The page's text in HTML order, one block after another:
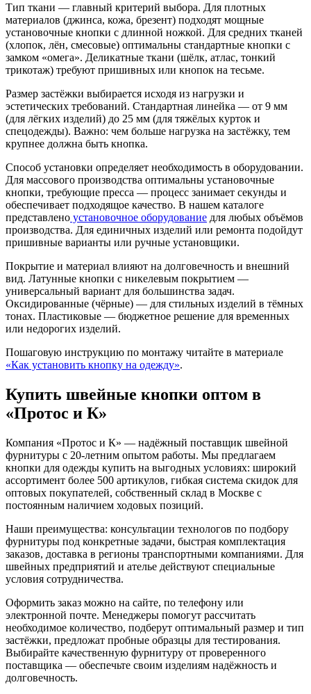
Тип ткани — главный критерий выбора. Для плотных
материалов (джинса, кожа, брезент) подходят мощные
установочные кнопки с длинной ножкой. Для средних тканей
(хлопок, лён, смесовые) оптимальны стандартные кнопки с
замком «омега». Деликатные ткани (шёлк, атлас, тонкий
трикотаж) требуют пришивных или кнопок на тесьме.
Размер застёжки выбирается исходя из нагрузки и
эстетических требований. Стандартная линейка — от 9 мм
(для лёгких изделий) до 25 мм (для тяжёлых курток и
спецодежды). Важно: чем больше нагрузка на застёжку, тем
крупнее должна быть кнопка.
Способ установки определяет необходимость в оборудовании.
Для массового производства оптимальны установочные
кнопки, требующие пресса — процесс занимает секунды и
обеспечивает подходящое качество. В нашем каталоге
представлено установочное оборудование для любых объёмов
производства. Для единичных изделий или ремонта подойдут
пришивные варианты или ручные установщики.
Покрытие и материал влияют на долговечность и внешний
вид. Латунные кнопки с никелевым покрытием —
универсальный вариант для большинства задач.
Оксидированные (чёрные) — для стильных изделий в тёмных
тонах. Пластиковые — бюджетное решение для временных
или недорогих изделий.
Пошаговую инструкцию по монтажу читайте в материале
«Как установить кнопку на одежду».
Купить швейные кнопки оптом в
«Протос и К»
Компания «Протос и К» — надёжный поставщик швейной
фурнитуры с 20-летним опытом работы. Мы предлагаем
кнопки для одежды купить на выгодных условиях: широкий
ассортимент более 500 артикулов, гибкая система скидок для
оптовых покупателей, собственный склад в Москве с
постоянным наличием ходовых позиций.
Наши преимущества: консультации технологов по подбору
фурнитуры под конкретные задачи, быстрая комплектация
заказов, доставка в регионы транспортными компаниями. Для
швейных предприятий и ателье действуют специальные
условия сотрудничества.
Оформить заказ можно на сайте, по телефону или
электронной почте. Менеджеры помогут рассчитать
необходимое количество, подберут оптимальный размер и тип
застёжки, предложат пробные образцы для тестирования.
Выбирайте качественную фурнитуру от проверенного
поставщика — обеспечьте своим изделиям надёжность и
долговечность.